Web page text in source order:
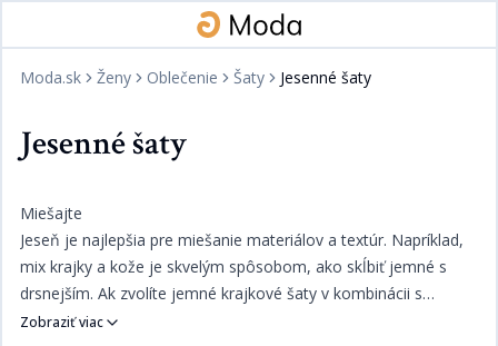
Moda.sk Ženy Oblečenie Šaty Jesenné šaty
Jesenné šaty
Miešajte​​​​‌ ‍ ​‍​‍‌‍ ‌ ​‍‌‍‍‌‌‍‌ ‌‍‍‌‌‍ ‍​‍​‍​ ‍‍​‍​‍‌ ​ ‌‍​‌‌‍ ‍‌‍‍‌‌ ‌​‌ ‍‌​‍ ‍‌‍‍‌‌‍ ​‍​‍​‍ ​​‍​‍‌‍‍​‌ ​‍‌‍‌‌‌‍‌‍​‍​‍​ ‍‍​‍​‍‌‍‍​‌ ‌​‌ ‌​‌ ​​​ ‍‍​‍ ​‍ ‌‍ ​‌‍ ‌‍​ ‌‍​‌‌‍ ​‌‍‍​‌‍ ‌ ​ ‌ ‌​​ ‍‍​ ​ ​ ​​​ ​​​ ​​​‍ ‌ ​ ‌ ‌​‌ ‌‌‌‍‌​‌‍‍‌‌‍ ​‍ ‌‍‍‌‌‍ ‍‌ ‌​‌‍‌‌‌‍ ‍‌ ‌​​‍ ‌‍‌‌‌‍‌​‌‍‍‌‌ ‌​​‍ ‌‍ ‌‌‍ ‌‍‌​‌‍‌‌​ ‌‌ ​​‌ ​‍‌‍‌‌‌ ​ ‌‍‌‌‌‍ ‍‌ ‌​‌‍​‌‌ ‌​‌‍‍‌‌‍ ‌‍ ‍​ ‍ ‌‍‍‌‌‍‌​​ ‌​ ‌‌​ ‍‌‌‍‌‌‌‍​ ​ ‌​​ ​​​ ‍​​ ​‌​‍ ‌‌‍​‌​ ‌‌​ ‍‌‌‍​ ​‍ ‌​ ‌​‌‍‌‌​ ‌ ​ ‍‌​‍ ‌‌‍​‍​ ​ ‌‍​‌​ ‌ ​‍ ‌‌‍​ ‌‍‌‍​ ​​​ ​ ​ ‌ ​ ​‌‌‍​ ‌‍‌​‌‍‌​​ ​‌​ ​​‌‍‌‍​ ‍ ‌ ‌​‌ ‍‌‌ ​​‌‍‌‌​ ‌‌‍​ ‌‍​‌‌ ‌​‌‍‌‌‌‍‌ ‌‍ ‌ ​‍‌‍‍‌‌‍‌‌‌ ​ ​ ‍ ‌ ​​‌‍​‌‌ ‌​‌‍‍​​ ‌‌ ​​‌ ​‍‌‍‍‌‌‍ ‌‌‍​‌‌ ​‍‌ ‍‌‌‌‌​‌‍‌‌‌ ‍​‌ ‌​​‍‌‌​ ‌‌‌​​‍‌‌ ‌‍‍ ‌‍‌‌‌ ‍‌​‍‌‌​ ​ ‌​‌​​‍‌‌​ ​ ‌​‌​​‍‌‌​ ​‍​ ​‍​ ​​‌‍​‌​ ​ ‌‍‌‌​ ​‍​ ‌ ‌‍‌​​ ​‌​ ‌‌‌‍‌‌​ ‌‌‌‍‌‍​‍‌‌​ ​‍​ ​‍​‍‌‌​ ‌‌‌​‌​​‍ ‍‌‍​ ‌‍‍​‌‍‍‌‌‍ ​‌‍‌​‌ ​‍‌‍‌‌‌‍ ‍​‍‌‌​ ‌‌‌​​‍‌‌ ‌‍‍ ‌‍‌‌‌ ‍‌​‍‌‌​ ​ ‌​‌​​‍‌‌​ ​ ‌​‌​​‍‌‌​ ​‍​ ​‍​ ‍​‌‍​‍​ ​‌​ ​​​ ​‌‌‍‌​​ ‌‌‌‍‌​‌‍​‌‌‍​ ​ ‌​‌‍​ ​ ​​​‍‌‌​ ​‍​ ​‍​‍‌‌​ ‌‌‌​‌​​‍ ‍‌ ‌​‌‍‌‌‌ ‍​‌ ‌​​ ‌‍​‍‌‍​‌‌ ​ ‌‍‌‌‌‌‌‌‌ ​‍‌‍ ​​ ‌‌‍‍​‌ ‌​‌ ‌​‌ ​​​‍‌‌​ ​ ‌​​‌​‍‌‌​ ​‍‌​‌‍​‍‌‌​ ​‍‌​‌‍‌‍ ​‌‍ ‌‍​ ‌‍​‌‌‍ ​‌‍‍​‌‍ ‌ ​ ‌ ‌​​‍‌‌​ ​ ‌​​‌​ ​ ​ ​​​ ​​​ ​​​‍‌‌​ ​‍‌​‌‍‌ ​ ‌ ‌​‌ ‌‌‌‍‌​‌‍‍‌‌‍ ​‍‌‍‌‍‍‌‌‍‌​​ ‌​ ‌‌​ ‍‌‌‍‌‌‌‍​ ​ ‌​​ ​​​ ‍​​ ​‌​‍ ‌‌‍​‌​ ‌‌​ ‍‌‌‍​ ​‍ ‌​ ‌​‌‍‌‌​ ‌ ​ ‍‌​‍ ‌‌‍​‍​ ​ ‌‍​‌​ ‌ ​‍ ‌‌‍​ ‌‍‌‍​ ​​​ ​ ​ ‌ ​ ​‌‌‍​ ‌‍‌​‌‍‌​​ ​‌​ ​​‌‍‌‍​‍‌‍‌ ‌​‌ ‍‌‌ ​​‌‍‌‌​ ‌‌‍​ ‌‍​‌‌ ‌​‌‍‌‌‌‍‌ ‌‍ ‌ ​‍‌‍‍‌‌‍‌‌‌ ​ ​‍‌‍‌ ​​‌‍​‌‌ ‌​‌‍‍​​ ‌‌ ​​‌ ​‍‌‍‍‌‌‍ ‌‌‍​‌‌ ​‍‌ ‍‌‌‌‌​‌‍‌‌‌ ‍​‌ ‌​​‍‌‌​ ‌‌‌​​‍‌‌ ‌‍‍ ‌‍‌‌‌ ‍‌​‍‌‌​ ​ ‌​‌​​‍‌‌​ ​ ‌​‌​​‍‌‌​ ​‍​ ​‍​ ​​‌‍​‌​ ​ ‌‍‌‌​ ​‍​ ‌ ‌‍‌​​ ​‌​ ‌‌‌‍‌‌​ ‌‌‌‍‌‍​‍‌‌​ ​‍​ ​‍​‍‌‌​ ‌‌‌​‌​​‍ ‍‌‍​ ‌‍‍​‌‍‍‌‌‍ ​‌‍‌​‌ ​‍‌‍‌‌‌‍ ‍​‍‌‌​ ‌‌‌​​‍‌‌ ‌‍‍ ‌‍‌‌‌ ‍‌​‍‌‌​ ​ ‌​‌​​‍‌‌​ ​ ‌​‌​​‍‌‌​ ​‍​ ​‍​ ‍​‌‍​‍​ ​‌​ ​​​ ​‌‌‍‌​​ ‌‌‌‍‌​‌‍​‌‌‍​ ​ ‌​‌‍​ ​ ​​​‍‌‌​ ​‍​ ​‍​‍‌‌​ ‌‌‌​‌​​‍ ‍‌ ‌​‌‍‌‌‌ ‍​‌ ‌​​‍‌‍‌ ​​‌‍‌‌‌ ​‍‌ ​ ‌ ​​‌‍‌‌‌‍​ ‌ ‌​‌‍‍‌‌ ‌‍‌‍‌‌​ ‌‌ ​​‌ ‌‌‌‍​‍‌‍ ​‌‍‍‌‌ ​ ‌‍‍​‌‍‌‌‌‍‌​​‍​‍‌ ‌
Jeseň je najlepšia pre miešanie materiálov a textúr. Napríklad,
mix krajky a kože je skvelým spôsobom, ako skĺbiť jemné s
drsnejším. Ak zvolíte jemné krajkové šaty v kombinácii s
koženou bundou, budete štýlová celú jeseň.​​​​‌ ‍ ​‍​‍‌‍ ‌ ​‍‌‍‍‌‌‍‌ ‌‍‍‌‌‍ ‍​‍​‍​ ‍‍​‍​‍‌ ​ ‌‍​‌‌‍ ‍‌‍‍‌‌ ‌​‌ ‍‌​‍ ‍‌‍‍‌‌‍ ​‍​‍​‍ ​​‍​‍‌‍‍​‌ ​‍‌‍‌‌‌‍‌‍​‍​‍​ ‍‍​‍​‍‌‍‍​‌ ‌​‌ ‌​‌ ​​​ ‍‍​‍ ​‍ ‌‍ ​‌‍ ‌‍​ ‌‍​‌‌‍ ​‌‍‍​‌‍ ‌ ​ ‌ ‌​​ ‍‍​ ​ ​ ​​​ ​​​ ​​​‍ ‌ ​ ‌ ‌​‌ ‌‌‌‍‌​‌‍‍‌‌‍ ​‍ ‌‍‍‌‌‍ ‍‌ ‌​‌‍‌‌‌‍ ‍‌ ‌​​‍ ‌‍‌‌‌‍‌​‌‍‍‌‌ ‌​​‍ ‌‍ ‌‌‍ ‌‍‌​‌‍‌‌​ ‌‌ ​​‌ ​‍‌‍‌‌‌ ​ ‌‍‌‌‌‍ ‍‌ ‌​‌‍​‌‌ ‌​‌‍‍‌‌‍ ‌‍ ‍​ ‍ ‌‍‍‌‌‍‌​​ ‌​ ‌‌​ ‍‌‌‍‌‌‌‍​ ​ ‌​​ ​​​ ‍​​ ​‌​‍ ‌‌‍​‌​ ‌‌​ ‍‌‌‍​ ​‍ ‌​ ‌​‌‍‌‌​ ‌ ​ ‍‌​‍ ‌‌‍​‍​ ​ ‌‍​‌​ ‌ ​‍ ‌‌‍​ ‌‍‌‍​ ​​​ ​ ​ ‌ ​ ​‌‌‍​ ‌‍‌​‌‍‌​​ ​‌​ ​​‌‍‌‍​ ‍ ‌ ‌​‌ ‍‌‌ ​​‌‍‌‌​ ‌‌‍​ ‌‍​‌‌ ‌​‌‍‌‌‌‍‌ ‌‍ ‌ ​‍‌‍‍‌‌‍‌‌‌ ​ ​ ‍ ‌ ​​‌‍​‌‌ ‌​‌‍‍​​ ‌‌ ​​‌ ​‍‌‍‍‌‌‍ ‌‌‍​‌‌ ​‍‌ ‍‌‌‌‌​‌‍‌‌‌ ‍​‌ ‌​​‍‌‌​ ‌‌‌​​‍‌‌ ‌‍‍ ‌‍‌‌‌ ‍‌​‍‌‌​ ​ ‌​‌​​‍‌‌​ ​ ‌​‌​​‍‌‌​ ​‍​ ​‍‌‍‌‌​ ​ ‌‍‌‌​ ​‌‌‍​ ​ ​​​ ‌ ‌‍‌​​ ‍​​ ‌ ‌‍​‌​ ‍‌​‍‌‌​ ​‍​ ​‍​‍‌‌​ ‌‌‌​‌​​‍ ‍‌‍​ ‌‍‍​‌‍‍‌‌‍ ​‌‍‌​‌ ​‍‌‍‌‌‌‍ ‍​‍‌‌​ ‌‌‌​​‍‌‌ ‌‍‍ ‌‍‌‌‌ ‍‌​‍‌‌​ ​ ‌​‌​​‍‌‌​ ​ ‌​‌​​‍‌‌​ ​‍​ ​‍‌‍​‌​ ‍​​ ‍‌​ ​ ​ ‍‌​ ‌‌‌‍‌‌​ ‍​‌‍​‌‌‍​ ​ ​​‌‍‌‌​ ​​​‍‌‌​ ​‍​ ​‍​‍‌‌​ ‌‌‌​‌​​‍ ‍‌ ‌​‌‍‌‌‌ ‍​‌ ‌​​ ‌‍​‍‌‍​‌‌ ​ ‌‍‌‌‌‌‌‌‌ ​‍‌‍ ​​ ‌‌‍‍​‌ ‌​‌ ‌​‌ ​​​‍‌‌​ ​ ‌​​‌​‍‌‌​ ​‍‌​‌‍​‍‌‌​ ​‍‌​‌‍‌‍ ​‌‍ ‌‍​ ‌‍​‌‌‍ ​‌‍‍​‌‍ ‌ ​ ‌ ‌​​‍‌‌​ ​ ‌​​‌​ ​ ​ ​​​ ​​​ ​​​‍‌‌​ ​‍‌​‌‍‌ ​ ‌ ‌​‌ ‌‌‌‍‌​‌‍‍‌‌‍ ​‍‌‍‌‍‍‌‌‍‌​​ ‌​ ‌‌​ ‍‌‌‍‌‌‌‍​ ​ ‌​​ ​​​ ‍​​ ​‌​‍ ‌‌‍​‌​ ‌‌​ ‍‌‌‍​ ​‍ ‌​ ‌​‌‍‌‌​ ‌ ​ ‍‌​‍ ‌‌‍​‍​ ​ ‌‍​‌​ ‌ ​‍ ‌‌‍​ ‌‍‌‍​ ​​​ ​ ​ ‌ ​ ​‌‌‍​ ‌‍‌​‌‍‌​​ ​‌​ ​​‌‍‌‍​‍‌‍‌ ‌​‌ ‍‌‌ ​​‌‍‌‌​ ‌‌‍​ ‌‍​‌‌ ‌​‌‍‌‌‌‍‌ ‌‍ ‌ ​‍‌‍‍‌‌‍‌‌‌ ​ ​‍‌‍‌ ​​‌‍​‌‌ ‌​‌‍‍​​ ‌‌ ​​‌ ​‍‌‍‍‌‌‍ ‌‌‍​‌‌ ​‍‌ ‍‌‌‌‌​‌‍‌‌‌ ‍​‌ ‌​​‍‌‌​ ‌‌‌​​‍‌‌ ‌‍‍ ‌‍‌‌‌ ‍‌​‍‌‌​ ​ ‌​‌​​‍‌‌​ ​ ‌​‌​​‍‌‌​ ​‍​ ​‍‌‍‌‌​ ​ ‌‍‌‌​ ​‌‌‍​ ​ ​​​ ‌ ‌‍‌​​ ‍​​ ‌ ‌‍​‌​ ‍‌​‍‌‌​ ​‍​ ​‍​‍‌‌​ ‌‌‌​‌​​‍ ‍‌‍​ ‌‍‍​‌‍‍‌‌‍ ​‌‍‌​‌ ​‍‌‍‌‌‌‍ ‍​‍‌‌​ ‌‌‌​​‍‌‌ ‌‍‍ ‌‍‌‌‌ ‍‌​‍‌‌​ ​ ‌​‌​​‍‌‌​ ​ ‌​‌​​‍‌‌​ ​‍​ ​‍‌‍​‌​ ‍​​ ‍‌​ ​ ​ ‍‌​ ‌‌‌‍‌‌​ ‍​‌‍​‌‌‍​ ​ ​​‌‍‌‌​ ​​​‍‌‌​ ​‍​ ​‍​‍‌‌​ ‌‌‌​‌​​‍ ‍‌ ‌​‌‍‌‌‌ ‍​‌ ‌​​‍‌‍‌ ​​‌‍‌‌‌ ​‍‌ ​ ‌ ​​‌‍‌‌‌‍​ ‌ ‌​‌‍‍‌‌ ‌‍‌‍‌‌​ ‌‌ ​​‌ ‌‌‌‍​‍‌‍ ​‌‍‍‌‌ ​ ‌‍‍​‌‍‌‌‌‍‌​​‍​‍‌ ‌
Zobraziť viac